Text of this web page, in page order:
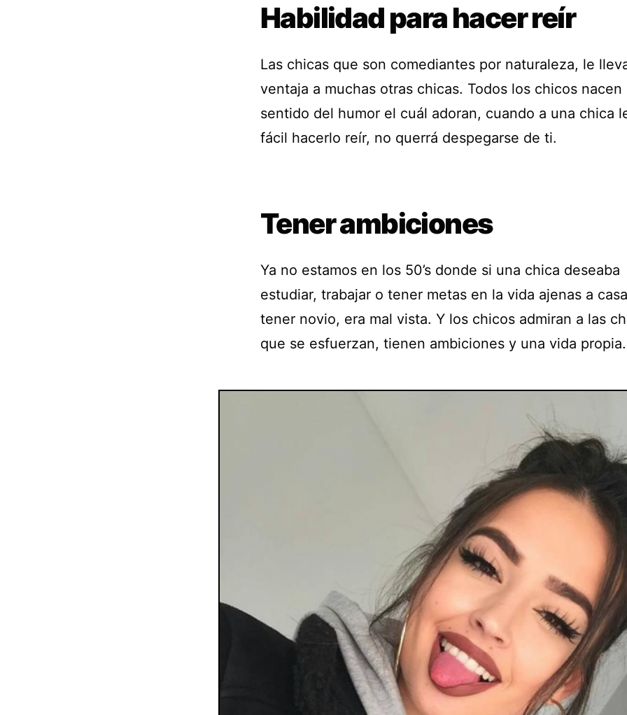
Habilidad para hacer reír
Las chicas que son comediantes por naturaleza, le
ventaja a muchas otras chicas. Todos los chicos
sentido del humor el cuál adoran, cuando a una chica
fácil hacerlo reír, no querrá despegarse de ti.
Tener ambiciones
Ya no estamos en los 50’s donde si una chica deseaba
estudiar, trabajar o tener metas en la vida ajenas a
tener novio, era mal vista. Y los chicos admiran a las
que se esfuerzan, tienen ambiciones y una vida propia.